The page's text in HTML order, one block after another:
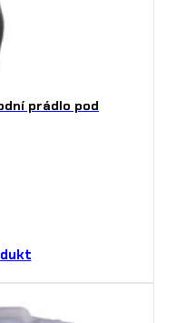
prádlo pod